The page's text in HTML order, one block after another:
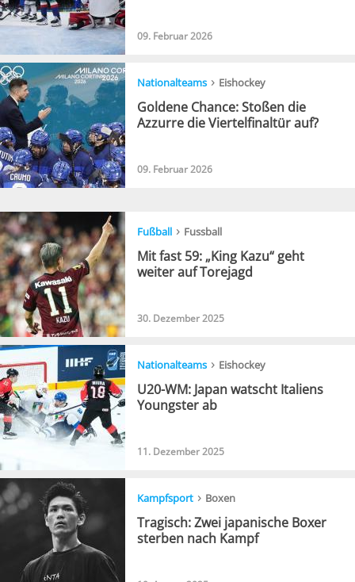
09. Februar 2026
Nationalteams › Eishockey
Goldene Chance: Stoßen die
Azzurre die Viertelfinaltür auf?
09. Februar 2026
Fußball › Fussball
Mit fast 59: „King Kazu“ geht
weiter auf Torejagd
30. Dezember 2025
Nationalteams › Eishockey
U20-WM: Japan watscht Italiens
Youngster ab
11. Dezember 2025
Kampfsport › Boxen
Tragisch: Zwei japanische Boxer
sterben nach Kampf